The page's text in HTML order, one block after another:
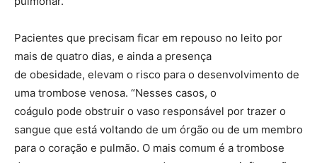
Pacientes que precisam ficar em repouso no leito por
mais de quatro dias, e ainda a presença
de obesidade, elevam o risco para o desenvolvimento de
uma trombose venosa. “Nesses casos, o
coágulo pode obstruir o vaso responsável por trazer o
sangue que está voltando de um órgão ou de um membro
para o coração e pulmão. O mais comum é a trombose